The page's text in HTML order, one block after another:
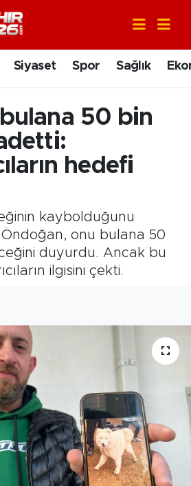
Siyaset Spor Sağlık
50 bin
hedefi
kaybolduğunu
onu bulana 50
duyurdu. Ancak bu
ilgisini çekti.
Durumu ve Fikstür